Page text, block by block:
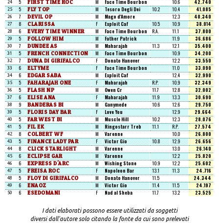
24 5 FIRST TIME ROC M Face Time Bourbon 10.6 42.740
25 5 FLY TOP M Tesoro Degli Dei 10.2 10.4 41.085
26 7 DEVIL OP M Mago d'Amore 12.3 40.340
27 8 CLARISSA F Exploit Caf 10.5 10.9 38.014
28 6 EVERY TIME WINNER M Face Time Bourbon R.A. 11.1 37.800
29 5 FOLLOW HIM M Father Patrick 11.9 36.686
30 7 DUNDEE AS M Maharajah 11.3 12.1 35.400
31 5 FRENCH CONNECTION M Face Time Bourbon 10.9 34.200
32 7 DUNA DI GIRIFALCO F Donato Hanover 12.2 33.550
33 6 ELTYME F Face Time Bourbon 11.0 33.090
34 6 EDGAR SABA M Exploit Caf 12.4 32.990
35 5 FAHARAJAH ONE F Maharajah R.P. 10.9 32.349
36 5 FLASH NP M Owen Cr 11.7 12.8 32.002
37 6 ELISE ANA F Maharajah 11.9 13.3 30.690
38 9 BANDERAS BI M Ganymede 10.6 12.6 29.750
39 5 FLORIS DAY BAR F Love You 12.9 29.664
40 5 FAR WEST BI M Muscle Hill 10.2 12.3 28.076
41 5 FIL EK M Ringostarr Treb 11.1 R.P. 27.574
42 8 COLBERT WF M Varenne 10.0 26.800
43 5 FINANCE LADY PAR F Victor Gio 10.8 12.9 26.656
44 8 CLICK STARLIGHT M Varenne 13.0 26.140
45 6 ECLIPSE GAR M Varenne 12.2 25.820
46 6 EXPRESS D'ARC M Wishing Stone 10.9 12.2 25.602
47 5 FREISA ROC F Napoleon Bar 13.1 11.3 24.716
48 5 FLOY DI GIRIFALCO M Donato Hanover 11.5 24.344
49 6 ENAOZ M Victor Gio 11.4 11.5 24.197
50 6 ESEDOMANI F Nad al Sheba 11.7 13.2 23.525
I dati elaborati possono essere utilizzati da soggetti
diversi dall'autore solo citando la fonte da cui sono prelevati